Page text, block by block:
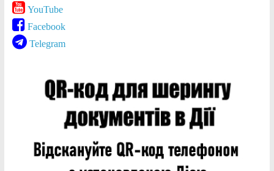
YouTube
Facebook
Telegram